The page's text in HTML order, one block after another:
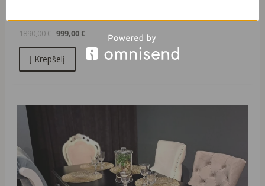
1890,00€ 999,00€
Į Krepšelį
1250,00 €.290,00 €.